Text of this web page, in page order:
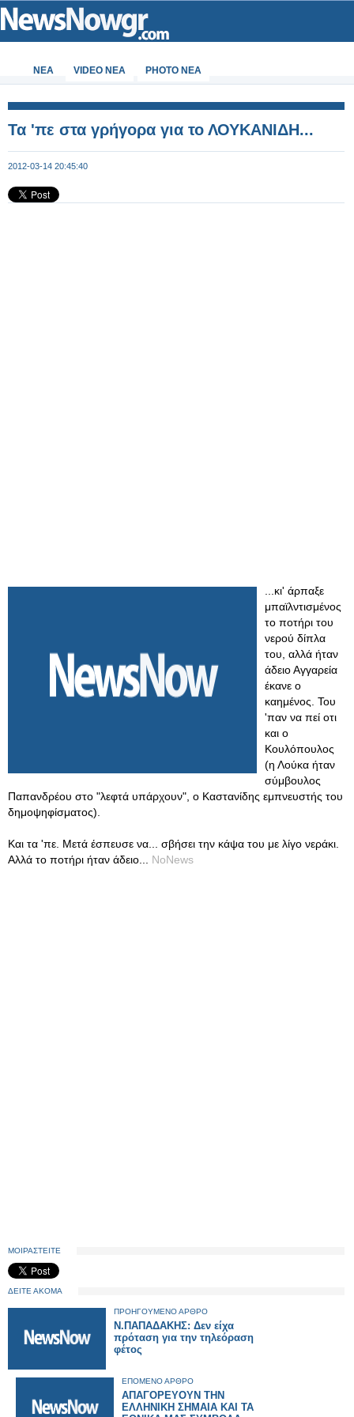
ΝΕΑ VIDEO NEA PHOTO NEA
Τα 'πε στα γρήγορα για το ΛΟΥΚΑΝΙΔΗ...
2012-03-14 20:45:40
...κι' άρπαξε
μπαϊλντισμένος
το ποτήρι του
νερού δίπλα
του, αλλά ήταν
άδειο Αγγαρεία
έκανε ο
καημένος. Του
'παν να πεί οτι
και ο
Κουλόπουλος
(η Λούκα ήταν
σύμβουλος
Παπανδρέου στο "λεφτά υπάρχουν", ο Καστανίδης εμπνευστής του
δημοψηφίσματος).
Και τα 'πε. Μετά έσπευσε να... σβήσει την κάψα του με λίγο νεράκι.
Αλλά το ποτήρι ήταν άδειο... NoNews
ΜΟΙΡΑΣΤΕΙΤΕ
ΔΕΙΤΕ ΑΚΟΜΑ
ΠΡΟΗΓΟΥΜΕΝΟ ΑΡΘΡΟ
N.ΠΑΠΑΔΑΚΗΣ: Δεν είχα
πρόταση για την τηλεόραση
φέτος
ΕΠΟΜΕΝΟ ΑΡΘΡΟ
ΑΠΑΓΟΡΕΥΟΥΝ ΤΗΝ
ΕΛΛΗΝΙΚΗ ΣΗΜΑΙΑ ΚΑΙ ΤΑ